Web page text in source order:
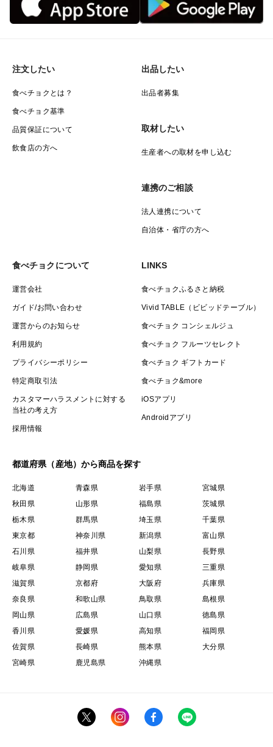
注文したい
食べチョクとは？
食べチョク基準
品質保証について
飲食店の方へ
出品したい
出品者募集
取材したい
生産者への取材を申し込む
連携のご相談
法人連携について
自治体・省庁の方へ
食べチョクについて
運営会社
ガイド/お問い合わせ
運営からのお知らせ
利用規約
プライバシーポリシー
特定商取引法
カスタマーハラスメントに対する
当社の考え方
採用情報
LINKS
食べチョクふるさと納税
Vivid TABLE（ビビッドテーブル）
食べチョク コンシェルジュ
食べチョク フルーツセレクト
食べチョク ギフトカード
食べチョク&more
iOSアプリ
Androidアプリ
都道府県（産地）から商品を探す
北海道 青森県 岩手県
宮城県
秋田県
山形県 福島県
茨城県
栃木県
群馬県 埼玉県
千葉県
東京都
神奈川県 新潟県
富山県
石川県
福井県 山梨県
長野県
岐阜県
静岡県 愛知県
三重県
滋賀県
京都府 大阪府
兵庫県
奈良県
和歌山県 鳥取県
島根県
岡山県
広島県 山口県
徳島県
香川県
愛媛県 高知県
福岡県
佐賀県
長崎県 熊本県
大分県
宮崎県
鹿児島県 沖縄県